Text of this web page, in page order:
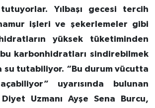
Yılbaşı gecesi tercih
işleri ve şekerlemeler gibi
yüksek tüketiminden
karbonhidratları sindirebilmek
su tutabiliyor. “Bu durum vücutta
uyarısında bulunan
Uzmanı Ayşe Sena Burcu,